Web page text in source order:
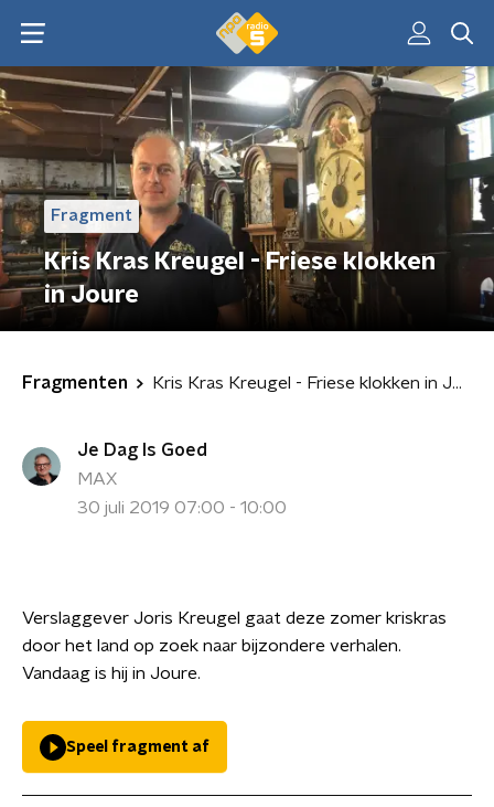
Fragment
Kris Kras Kreugel - Friese klokken
in Joure
Fragmenten Kris Kras Kreugel - Friese klokken in Joure
Je Dag Is Goed
MAX
30 juli 2019 07:00 - 10:00
Verslaggever Joris Kreugel gaat deze zomer kriskras
door het land op zoek naar bijzondere verhalen.
Vandaag is hij in Joure.
Speel fragment af